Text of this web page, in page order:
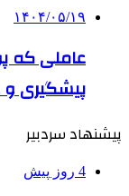
۱۴۰۴/۰۵/۱۹
عاملی که
پیشگیری و
پیشنهاد سردبیر
4 روز پیش